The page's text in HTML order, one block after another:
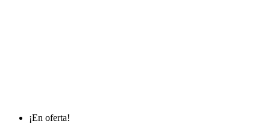
¡En oferta!